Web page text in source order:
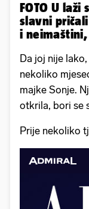
FOTO U
slavni
i
Da joj nije
nekoliko
majke Sonje.
otkrila, bori se
Prije nekoliko